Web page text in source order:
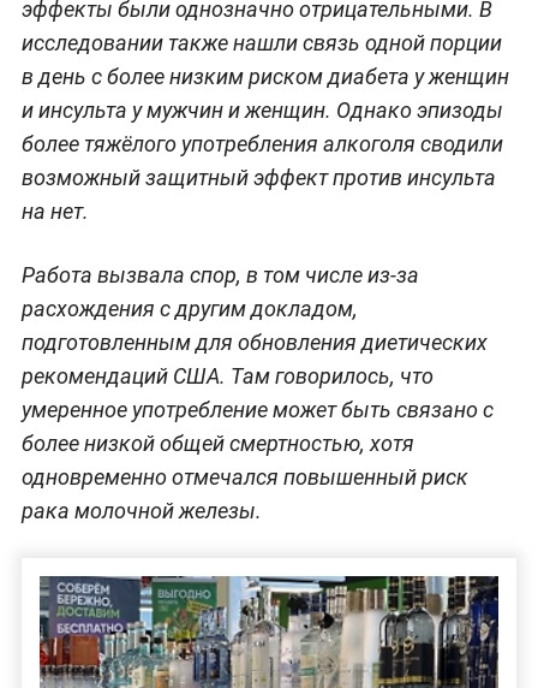
эффекты были однозначно отрицательными. В
исследовании также нашли связь одной порции
в день с более низким риском диабета у женщин
и инсульта у мужчин и женщин. Однако эпизоды
более тяжёлого употребления алкоголя сводили
возможный защитный эффект против инсульта
на нет.
Работа вызвала спор, в том числе из-за
расхождения с другим докладом,
подготовленным для обновления диетических
рекомендаций США. Там говорилось, что
умеренное употребление может быть связано с
более низкой общей смертностью, хотя
одновременно отмечался повышенный риск
рака молочной железы.